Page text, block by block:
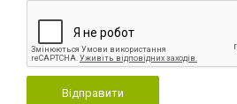
Відправити